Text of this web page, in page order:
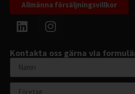
Allmänna försäljningsvillkor
Kontakta oss gärna via